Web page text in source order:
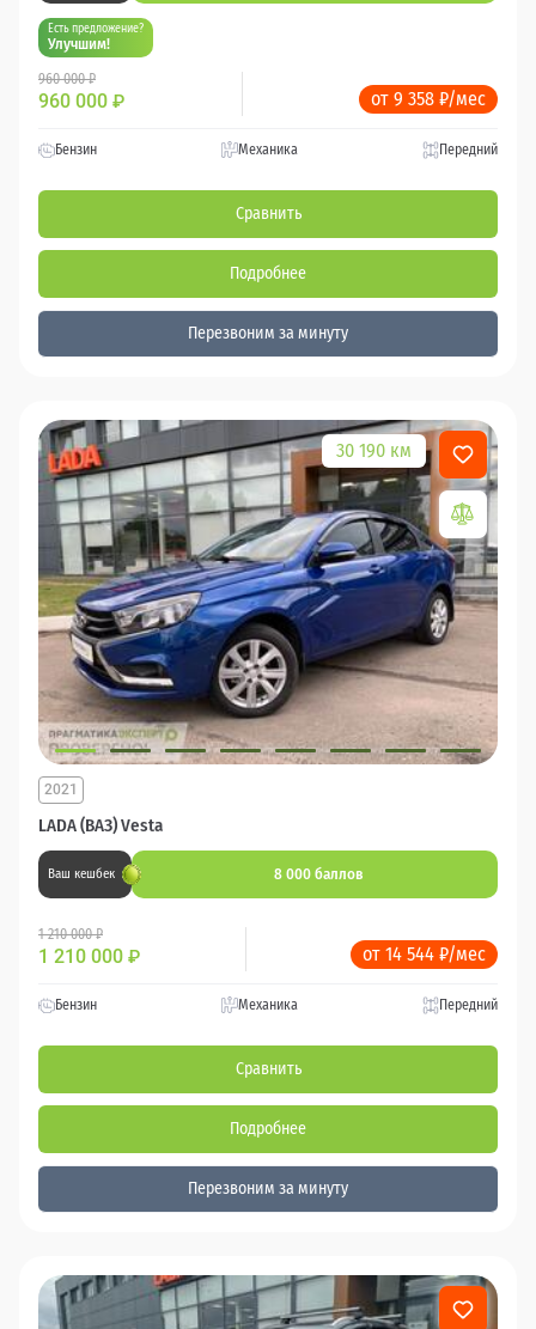
Есть предложение?
Улучшим!
960 000 ₽
960 000 ₽ от 9 358 ₽/мес
Бензин Механика Передний
Сравнить
Подробнее
Перезвоним за минуту
30 190 км
LADA (ВАЗ) Vesta
2021
Ваш кешбек 8 000 баллов
1 210 000 ₽
1 210 000 ₽ от 14 544 ₽/мес
Бензин Механика Передний
Сравнить
Подробнее
Перезвоним за минуту